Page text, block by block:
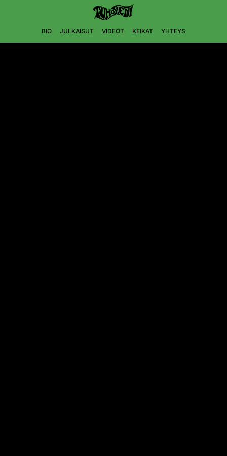
BIO JULKAISUT VIDEOT KEIKAT YHTEYS